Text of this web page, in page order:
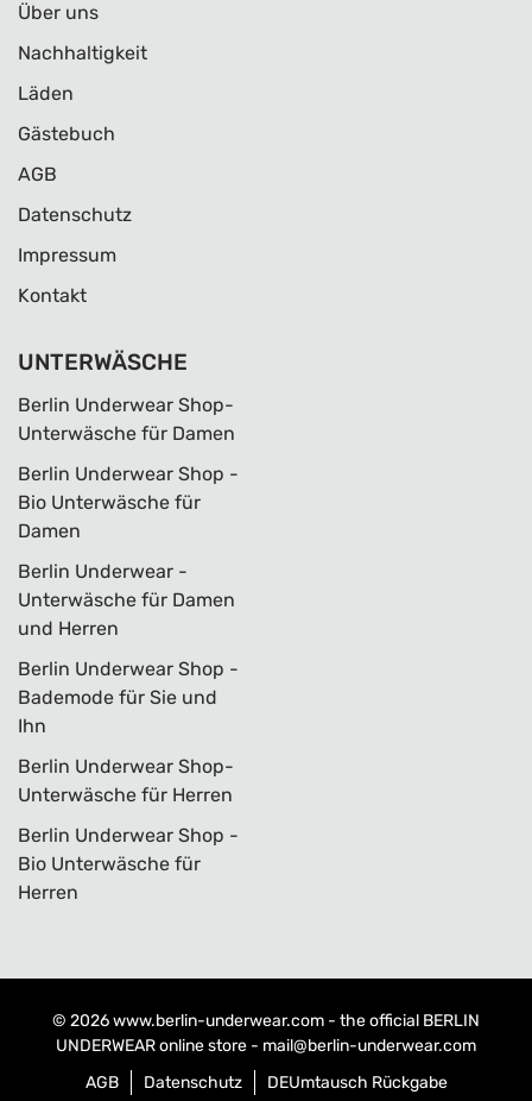
Über uns
Nachhaltigkeit
Läden
Gästebuch
AGB
Datenschutz
Impressum
Kontakt
UNTERWÄSCHE
Berlin Underwear Shop-
Unterwäsche für Damen
Berlin Underwear Shop -
Bio Unterwäsche für
Damen
Berlin Underwear -
Unterwäsche für Damen
und Herren
Berlin Underwear Shop -
Bademode für Sie und
Ihn
Berlin Underwear Shop-
Unterwäsche für Herren
Berlin Underwear Shop -
Bio Unterwäsche für
Herren
© 2026www.berlin-underwear.com - the official BERLIN
UNDERWEAR online store - mail@berlin-underwear.com
AGB
Datenschutz DEUmtausch Rückgabe